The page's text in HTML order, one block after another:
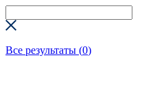
Все результаты (0)